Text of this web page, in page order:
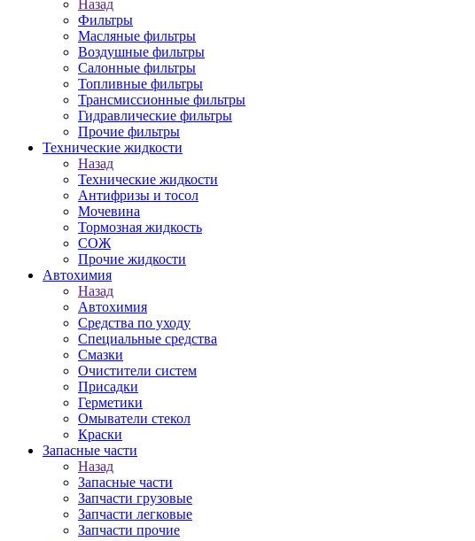
Назад
Фильтры
Масляные фильтры
Воздушные фильтры
Салонные фильтры
Топливные фильтры
Трансмиссионные фильтры
Гидравлические фильтры
Прочие фильтры
Технические жидкости
Назад
Технические жидкости
Антифризы и тосол
Мочевина
Тормозная жидкость
СОЖ
Прочие жидкости
Автохимия
Назад
Автохимия
Средства по уходу
Специальные средства
Смазки
Очистители систем
Присадки
Герметики
Омыватели стекол
Краски
Запасные части
Назад
Запасные части
Запчасти грузовые
Запчасти легковые
Запчасти прочие